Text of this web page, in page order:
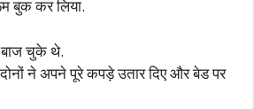
बुक कर लिया.
चुके थे.
ने अपने पूरे कपड़े उतार दिए और बेड पर